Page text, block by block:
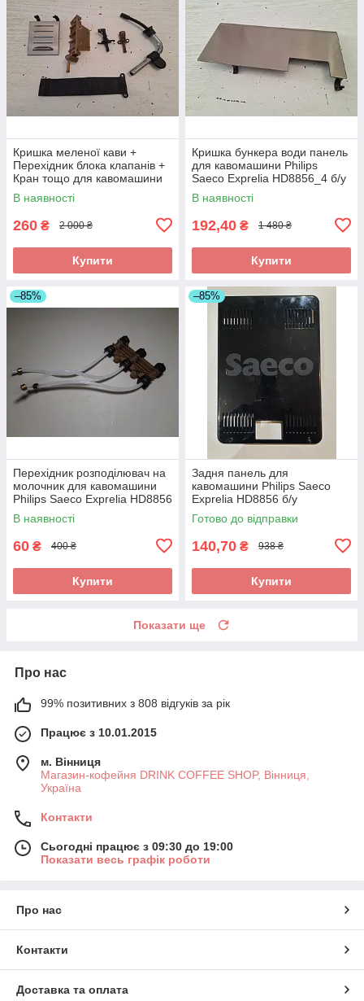
Кришка меленої кави +
Перехідник блока клапанів +
Кран тощо для кавомашини
Philips Saeco Exprelia HD8856
б/у
В наявності
260 ₴ 2 000 ₴
Купити
Кришка бункера води панель
для кавомашини Philips
Saeco Exprelia HD8856_4 б/у
_дефект
В наявності
192,40 ₴ 1 480 ₴
Купити
–85%
Перехідник розподілювач на
молочник для кавомашини
Philips Saeco Exprelia HD8856
б/у
В наявності
60 ₴ 400 ₴
Купити
–85%
Задня панель для
кавомашини Philips Saeco
Exprelia HD8856 б/у
Готово до відправки
140,70 ₴ 938 ₴
Купити
Показати ще
Про нас
99% позитивних з 808 відгуків за рік
Працює з 10.01.2015
м. Вінниця
Магазин-кофейня DRINK COFFEE SHOP, Вінниця,
Україна
Контакти
Сьогодні працює з 09:30 до 19:00
Показати весь графік роботи
Про нас
Контакти
Доставка та оплата